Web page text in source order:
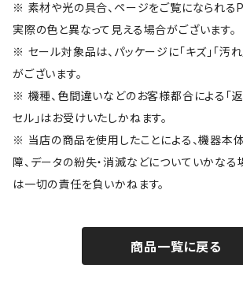
※ 素材や光の具合、ページをご覧になられる
実際の色と異なって見える場合がございます。
※ セール対象品は、パッケージに「キズ」「汚
がございます。
※ 機種、色間違いなどのお客様都合による「返
セル」はお受けいたしかねます。
※ 当店の商品を使用したことによる、機器本
障、データの紛失・消滅などについていかな
は一切の責任を負いかねます。
商品一覧に戻る